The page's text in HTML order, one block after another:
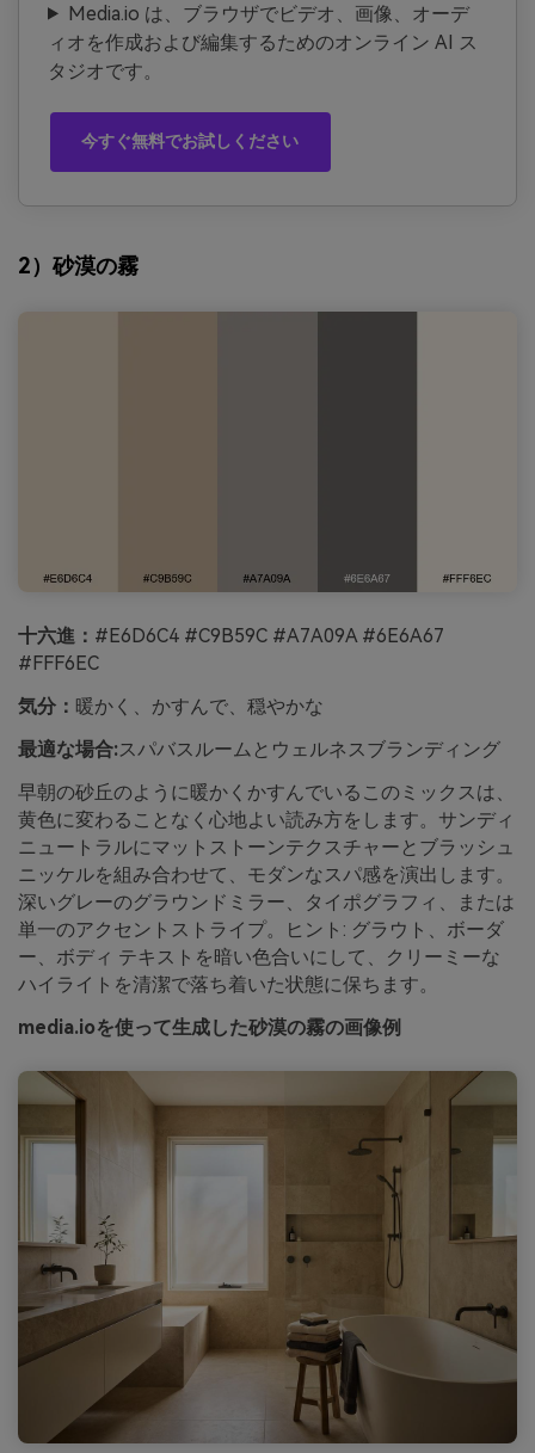
Media.io は、ブラウザでビデオ、画像、オーデ
ィオを作成および編集するためのオンライン AI ス
タジオです。
今すぐ無料でお試しください
2）砂漠の霧
十六進： #E6D6C4 #C9B59C #A7A09A #6E6A67
#FFF6EC
気分： 暖かく、かすんで、穏やかな
最適な場合:スパバスルームとウェルネスブランディング
早朝の砂丘のように暖かくかすんでいるこのミックスは、
黄色に変わることなく心地よい読み方をします。サンディ
ニュートラルにマットストーンテクスチャーとブラッシュ
ニッケルを組み合わせて、モダンなスパ感を演出します。
深いグレーのグラウンドミラー、タイポグラフィ、または
単一のアクセントストライプ。ヒント: グラウト、ボーダ
ー、ボディ テキストを暗い色合いにして、クリーミーな
ハイライトを清潔で落ち着いた状態に保ちます。
media.ioを使って生成した砂漠の霧の画像例